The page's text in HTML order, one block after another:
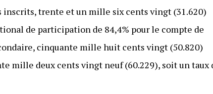
trente et un mille six cents vingt (31.620)
de participation de 84,4% pour le compte de
cinquante mille huit cents vingt (50.820)
mille deux cents vingt neuf (60.229), soit un taux